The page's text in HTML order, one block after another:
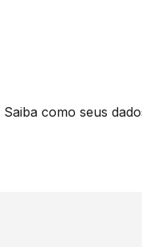
Saiba como seus